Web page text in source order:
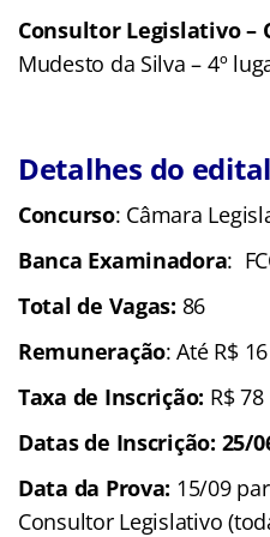
Consultor Legislativo –
Mudesto da Silva – 4º
Detalhes do
Concurso: Câmara
Banca Examinadora:
Total de Vagas: 86
Remuneração: Até R$
Taxa de Inscrição: R$ 78
Datas de Inscrição: 25/
Data da Prova: 15/09
Consultor Legislativo